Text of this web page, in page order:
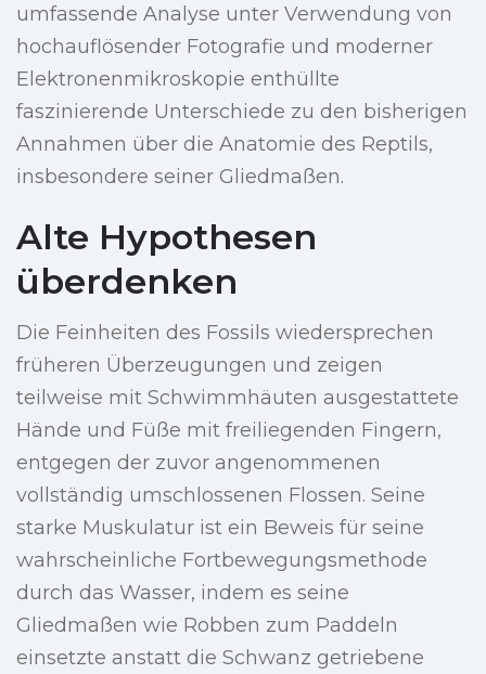
umfassende Analyse unter Verwendung von
hochauflösender Fotografie und moderner
Elektronenmikroskopie enthüllte
faszinierende Unterschiede zu den bisherigen
Annahmen über die Anatomie des Reptils,
insbesondere seiner Gliedmaßen.
Alte Hypothesen
überdenken
Die Feinheiten des Fossils wiedersprechen
früheren Überzeugungen und zeigen
teilweise mit Schwimmhäuten ausgestattete
Hände und Füße mit freiliegenden Fingern,
entgegen der zuvor angenommenen
vollständig umschlossenen Flossen. Seine
starke Muskulatur ist ein Beweis für seine
wahrscheinliche Fortbewegungsmethode
durch das Wasser, indem es seine
Gliedmaßen wie Robben zum Paddeln
einsetzte anstatt die Schwanz getriebene